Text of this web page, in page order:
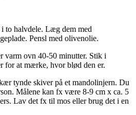
to halvdele. Læg dem med
Pensl med olivenolie.
varm ovn 40-50 minutter. Stik i
for at mærke, hvor blød den er.
tynde skiver på et mandolinjern. Du
Målene kan fx være 8-9 cm x ca. 5
Lav det fx til mos eller brug det i en